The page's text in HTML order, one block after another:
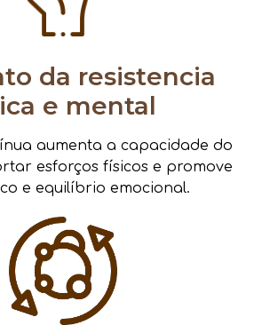
da resistencia
e mental
aumenta a capacidade do
esforços físicos e promove
e equilíbrio emocional.